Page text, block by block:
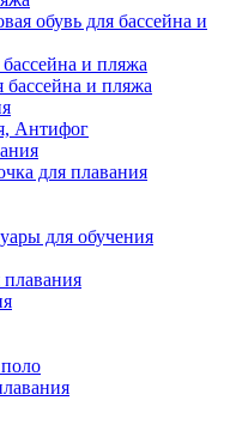
обувь для бассейна и
и пляжа
и пляжа
Антифог
для плавания
для обучения